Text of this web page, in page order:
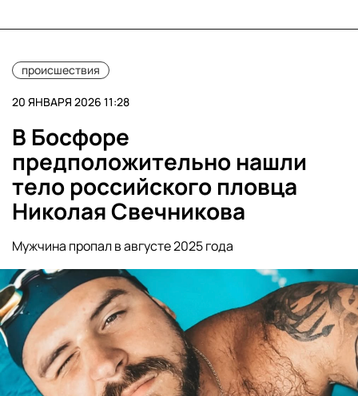
происшествия
20 ЯНВАРЯ 2026 11:28
В Босфоре
предположительно нашли
тело российского пловца
Николая Свечникова
Мужчина пропал в августе 2025 года